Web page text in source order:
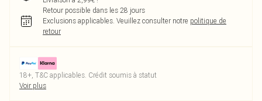
Retour possible dans les 28 jours
Exclusions applicables. Veuillez consulter notre politique de
retour
18+, T&C applicables. Crédit soumis à statut
Voir plus